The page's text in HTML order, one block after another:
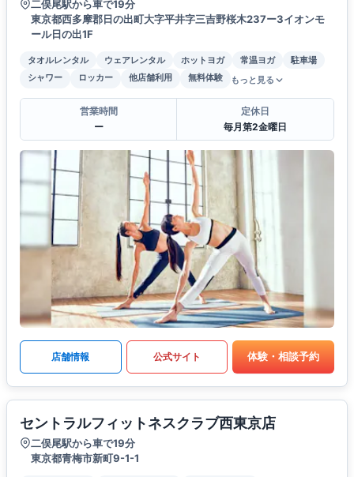
二俣尾駅から車で19分
東京都西多摩郡日の出町大字平井字三吉野桜木237ー3イオンモ
ール日の出1F
タオルレンタル ウェアレンタル ホットヨガ 常温ヨガ
駐車場
シャワー
ロッカー 他店舗利用 無料体験 もっと見る
営業時間
ー
定休日
毎月第2金曜日
店舗情報 公式サイト 体験・相談予約
セントラルフィットネスクラブ西東京店
二俣尾駅から車で19分
東京都青梅市新町9-1-1